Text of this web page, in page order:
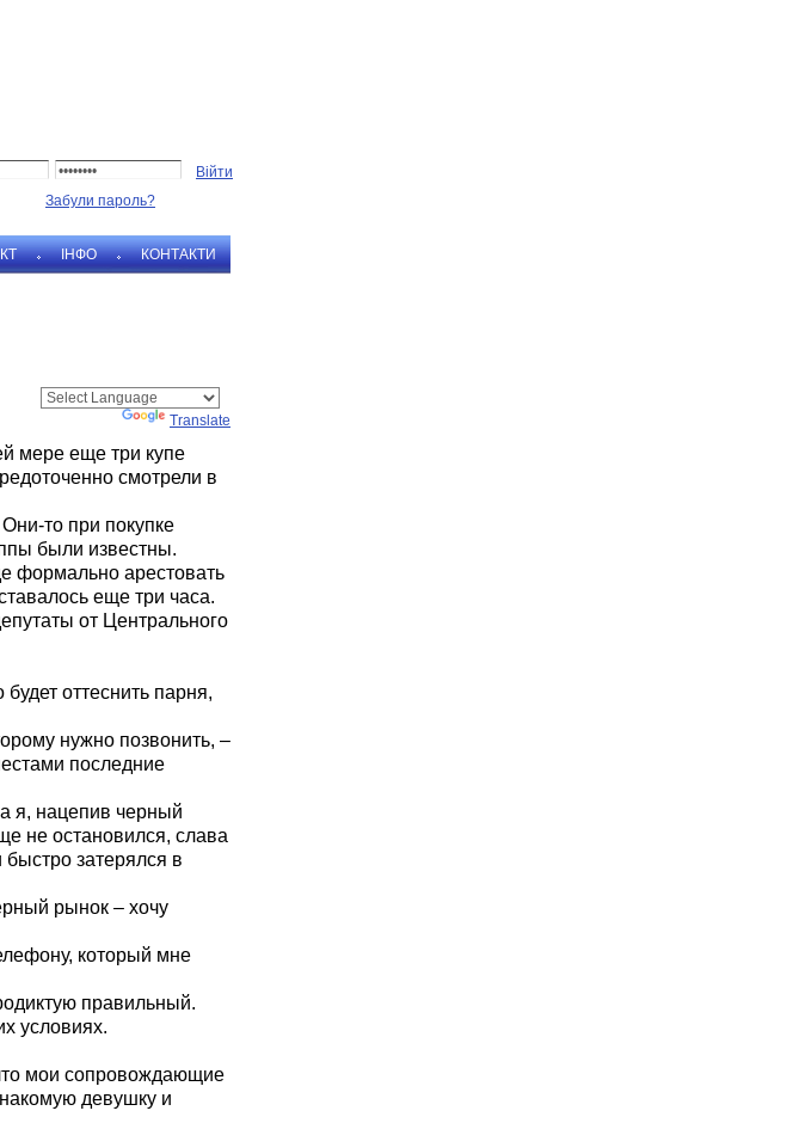
Забули пароль?
IНФО КОНТАКТИ
Translate
мере еще три купе
смотрели в
то при покупке
были известны.
формально арестовать
еще три часа.
от Центрального
оттеснить парня,
нужно позвонить, –
последние
я, нацепив черный
не остановился, слава
затерялся в
рынок – хочу
который мне
правильный.
условиях.
мои сопровождающие
девушку и